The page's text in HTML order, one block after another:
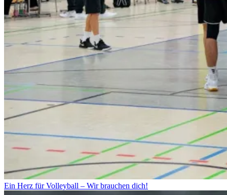
Ein Herz für Volleyball – Wir brauchen dich!